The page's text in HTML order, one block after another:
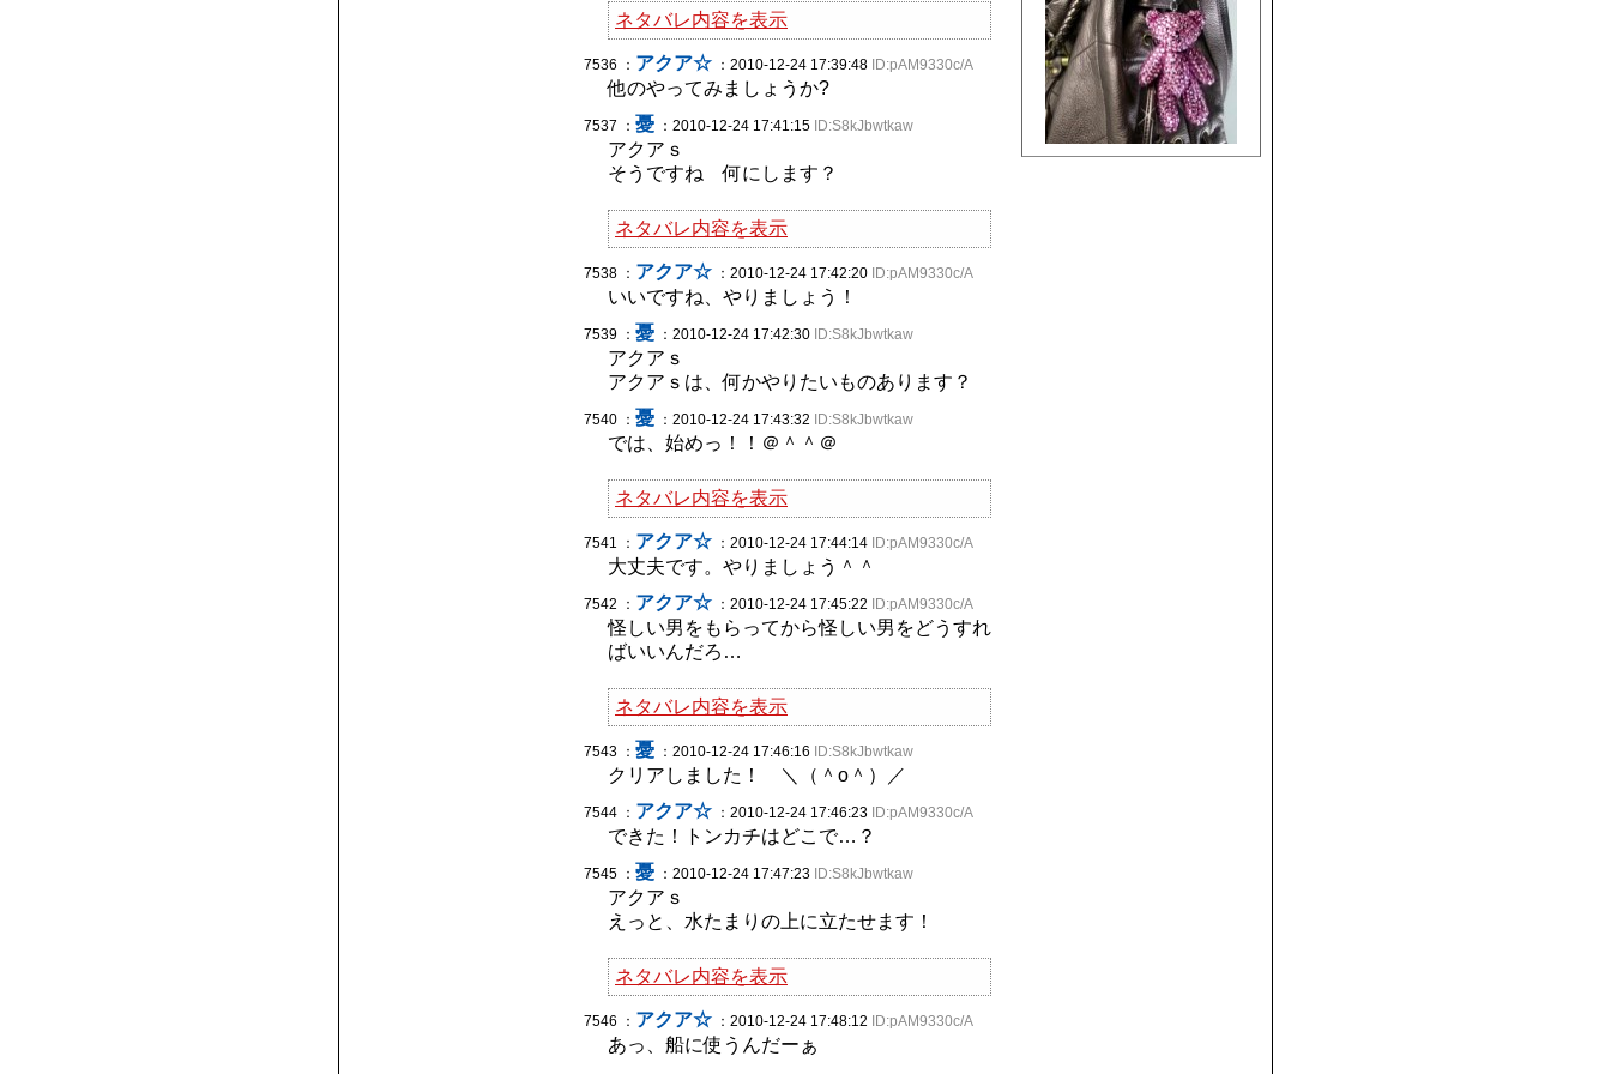
ネタバレ内容を表示
7536 ： アクア☆ ：2010-12-24 17:39:48 ID:pAM9330c/A
他のやってみましょうか?
7537 ： 憂 ：2010-12-24 17:41:15 ID:S8kJbwtkaw
アクアｓ
そうですね 何にします？
ネタバレ内容を表示
7538 ： アクア☆ ：2010-12-24 17:42:20 ID:pAM9330c/A
いいですね、やりましょう！
7539 ： 憂 ：2010-12-24 17:42:30 ID:S8kJbwtkaw
アクアｓ
アクアｓは、何かやりたいものあります？
7540 ： 憂 ：2010-12-24 17:43:32 ID:S8kJbwtkaw
では、始めっ！！＠＾＾＠
ネタバレ内容を表示
7541 ： アクア☆ ：2010-12-24 17:44:14 ID:pAM9330c/A
大丈夫です。やりましょう＾＾
7542 ： アクア☆ ：2010-12-24 17:45:22 ID:pAM9330c/A
怪しい男をもらってから怪しい男をどうすれ
ばいいんだろ…
ネタバレ内容を表示
7543 ： 憂 ：2010-12-24 17:46:16 ID:S8kJbwtkaw
クリアしました！ ＼（＾o＾）／
7544 ： アクア☆ ：2010-12-24 17:46:23 ID:pAM9330c/A
できた！トンカチはどこで…？
7545 ： 憂 ：2010-12-24 17:47:23 ID:S8kJbwtkaw
アクアｓ
えっと、水たまりの上に立たせます！
ネタバレ内容を表示
7546 ： アクア☆ ：2010-12-24 17:48:12 ID:pAM9330c/A
あっ、船に使うんだーぁ